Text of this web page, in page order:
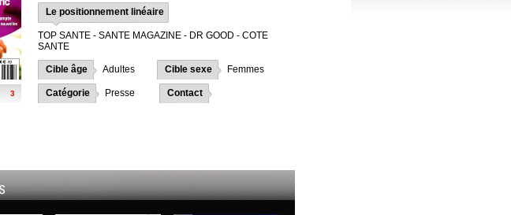
3
Le positionnement linéaire
TOP SANTE - SANTE MAGAZINE - DR GOOD - COTE
SANTE
Cible âge Adultes Cible sexe Femmes
Catégorie Presse Contact